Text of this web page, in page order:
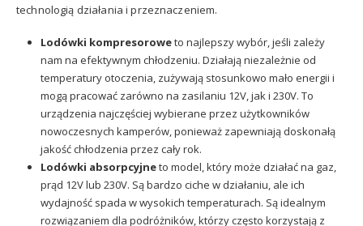
technologią działania i przeznaczeniem.
Lodówki kompresoroweto najlepszy wybór, jeśli zależy
nam na efektywnym chłodzeniu. Działają niezależnie od
temperatury otoczenia, zużywają stosunkowo mało energii i
mogą pracować zarówno na zasilaniu 12V, jak i 230V. To
urządzenia najczęściej wybierane przez użytkowników
nowoczesnych kamperów, ponieważ zapewniają doskonałą
jakość chłodzenia przez cały rok.
Lodówki absorpcyjneto model, który może działać na gaz,
prąd 12V lub 230V. Są bardzo ciche w działaniu, ale ich
wydajność spada w wysokich temperaturach. Są idealnym
rozwiązaniem dla podróżników, którzy często korzystają z